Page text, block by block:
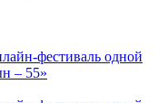
фестиваль одной
– 55»